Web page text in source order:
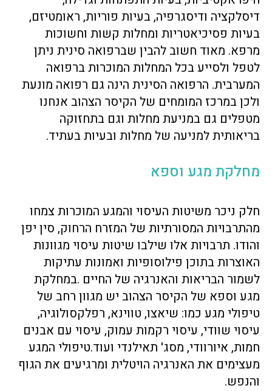
דיסלקציה ודיסגרפיה, בעיות פוריות, ראומטיזם,
בעיות פסיכיאטריות ומחלות קשות וחשוכות
מרפא. מאוד חשוב להבין שברפואה סינית ניתן
לטפל ולסייע בכל המחלות המוכרות ברפואה
המערבית. הרפואה הסינית הינה גם רפואה מונעת
ולכן במרכז המומחים של הקיסר הצהוב אנחנו
מטפלים גם במניעת מחלות וגם בתחזוקה
בריאותית למניעה של מחלות ובעיות בעתיד.
מחלקת מגע וספא
חלק ניכר משיטות העיסוי והמגע המוכרות צמחו
מהתרבויות המסורתיות של המזרח הרחוק, סין יפן
והודו. תרבויות אלו שילבו שיטות עיסוי מגוונות
האוצרות בתוכן פילוסופיות ואמונות עתיקות
לשמור הבריאות והאנרגיה של החיים .במחלקת
מגע וספא של הקיסר הצהוב יש מגוון רחב של
טיפולי מגע כמו: שיאצו, טווינא, רפלקסולוגיה,
עיסוי שוודי, עיסוי רקמות עמוק, עיסוי עם אבנים
חמות, איורוודי, מסג' תאילנדי ועוד.טיפולי המגע
מעצימים את האנרגיה הויטלית ומרגיעים את הגוף
והנפש.